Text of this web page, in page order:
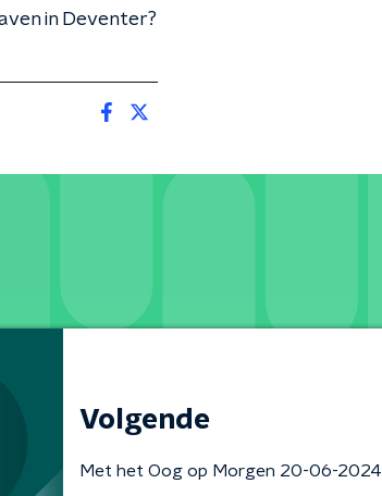
in Deventer?
Volgende
Met het Oog op Morgen 20-06-2024